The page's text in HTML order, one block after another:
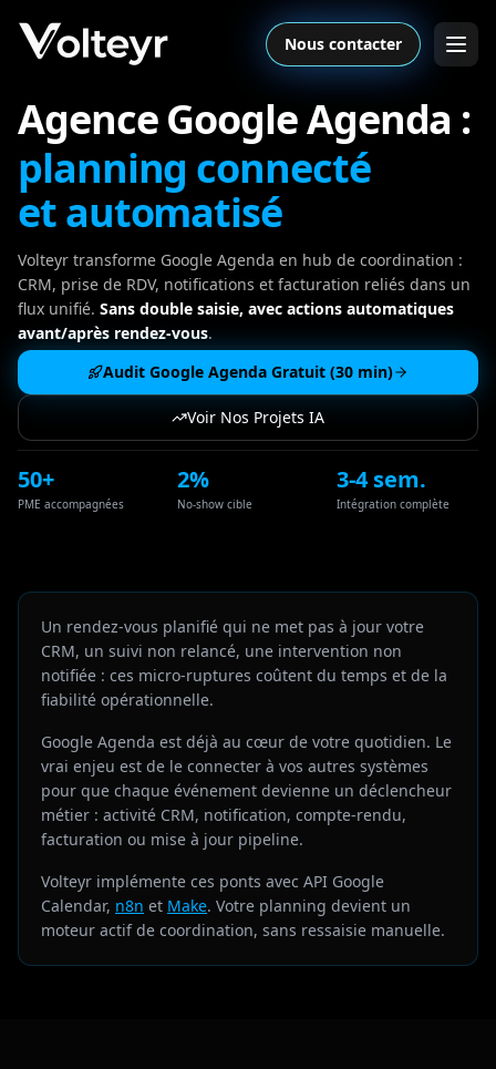
Nous contacter
Agence Google Agenda :
planning connecté
et automatisé
Volteyr transforme Google Agenda en hub de coordination :
CRM, prise de RDV, notifications et facturation reliés dans un
flux unifié. Sans double saisie, avec actions automatiques
avant/après rendez-vous.
Audit Google Agenda Gratuit (30 min)
Voir Nos Projets IA
50+
PME accompagnées
2%
No-show cible
3-4 sem.
Intégration complète
Un rendez-vous planifié qui ne met pas à jour votre
CRM, un suivi non relancé, une intervention non
notifiée : ces micro-ruptures coûtent du temps et de la
fiabilité opérationnelle.
Google Agenda est déjà au cœur de votre quotidien. Le
vrai enjeu est de le connecter à vos autres systèmes
pour que chaque événement devienne un déclencheur
métier : activité CRM, notification, compte-rendu,
facturation ou mise à jour pipeline.
Volteyr implémente ces ponts avec API Google
Calendar, n8n et Make. Votre planning devient un
moteur actif de coordination, sans ressaisie manuelle.